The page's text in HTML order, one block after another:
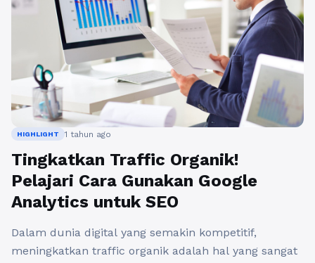
HIGHLIGHT 1 tahun ago
Tingkatkan Traffic Organik!
Pelajari Cara Gunakan Google
Analytics untuk SEO
Dalam dunia digital yang semakin kompetitif,
meningkatkan traffic organik adalah hal yang sangat